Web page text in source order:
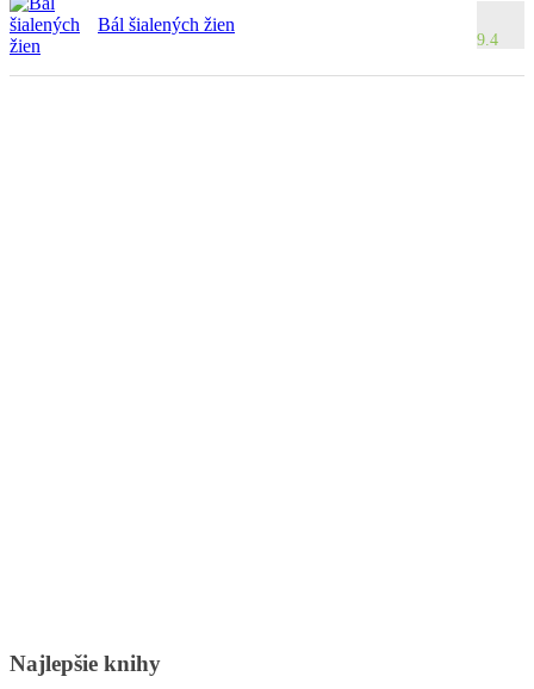
Bál šialených žien
9.4
Najlepšie knihy